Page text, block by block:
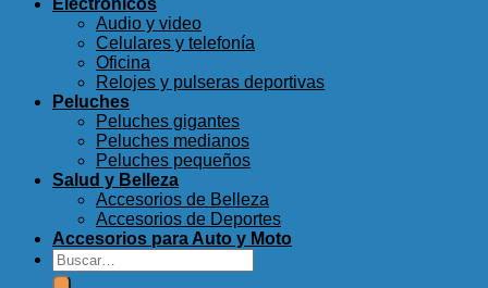
Electrónicos
Audio y video
Celulares y telefonía
Oficina
Relojes y pulseras deportivas
Peluches
Peluches gigantes
Peluches medianos
Peluches pequeños
Salud y Belleza
Accesorios de Belleza
Accesorios de Deportes
Accesorios para Auto y Moto
Buscar
por: